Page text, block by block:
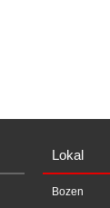
Lokal
Bozen